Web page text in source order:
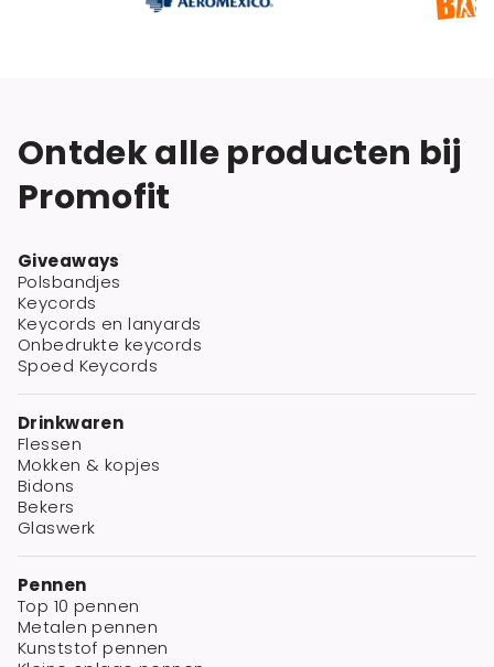
Ontdek alle producten bij
Promofit
Giveaways
Polsbandjes
Keycords
Keycords en lanyards
Onbedrukte keycords
Spoed Keycords
Drinkwaren
Flessen
Mokken & kopjes
Bidons
Bekers
Glaswerk
Pennen
Top 10 pennen
Metalen pennen
Kunststof pennen